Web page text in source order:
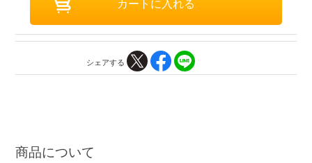
シェアする
商品について